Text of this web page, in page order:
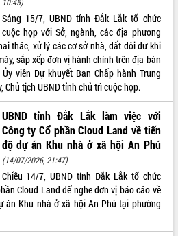
dữ
Sáng 15/7, UBND tỉnh Đắk Lắk tổ chức
cuộc họp với Sở, ngành, các địa phương
thác, xử lý các cơ sở nhà, đất dôi dư khi
sắp xếp đơn vị hành chính trên địa bàn
viên Dự khuyết Ban Chấp hành Trung
Chủ tịch UBND tỉnh chủ trì cuộc họp.
UBND tỉnh Đắk Lắk làm việc với
Công ty Cổ phần Cloud Land về tiến
độ dự án Khu nhà ở xã hội An Phú
(14/07/2026, 21:47)
Chiều 14/7, UBND tỉnh Đắk Lắk tổ chức
Cloud Land để nghe đơn vị báo cáo về
án Khu nhà ở xã hội An Phú tại phường